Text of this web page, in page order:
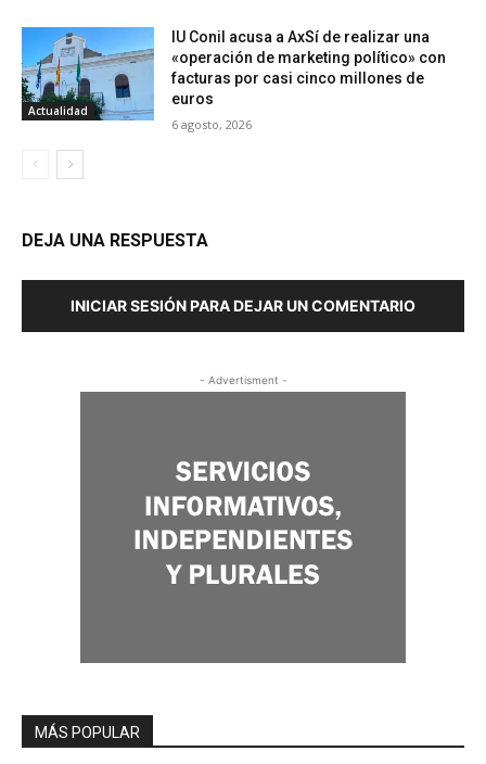
Actualidad
IU Conil acusa a AxSí de realizar una
«operación de marketing político» con
facturas por casi cinco millones de
euros
6 agosto, 2026
DEJA UNA RESPUESTA
INICIAR SESIÓN PARA DEJAR UN COMENTARIO
- Advertisment -
MÁS POPULAR